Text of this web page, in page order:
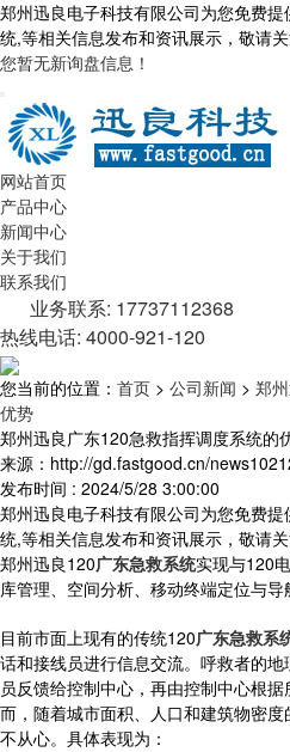
郑州迅良电子科技有限公司为您免费提
统,等相关信息发布和资讯展示，敬请关
您暂无新询盘信息！
网站首页
产品中心
新闻中心
关于我们
联系我们
业务联系: 17737112368
热线电话: 4000-921-120
您当前的位置： 首页 > 公司新闻 > 郑
优势
郑州迅良广东120急救指挥调度系统的
来源：http://gd.fastgood.cn/
发布时间 : 2024/5/28 3:00:00
郑州迅良电子科技有限公司为您免费提
统,等相关信息发布和资讯展示，敬请关
郑州迅良120广东急救系统实现与120
库管理、空间分析、移动终端定位与导
目前市面上现有的传统120广东急救系
话和接线员进行信息交流。呼救者的
员反馈给控制中心，再由控制中心根
而，随着城市面积、人口和建筑物密
不从心。具体表现为：